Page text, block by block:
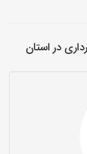
در استان